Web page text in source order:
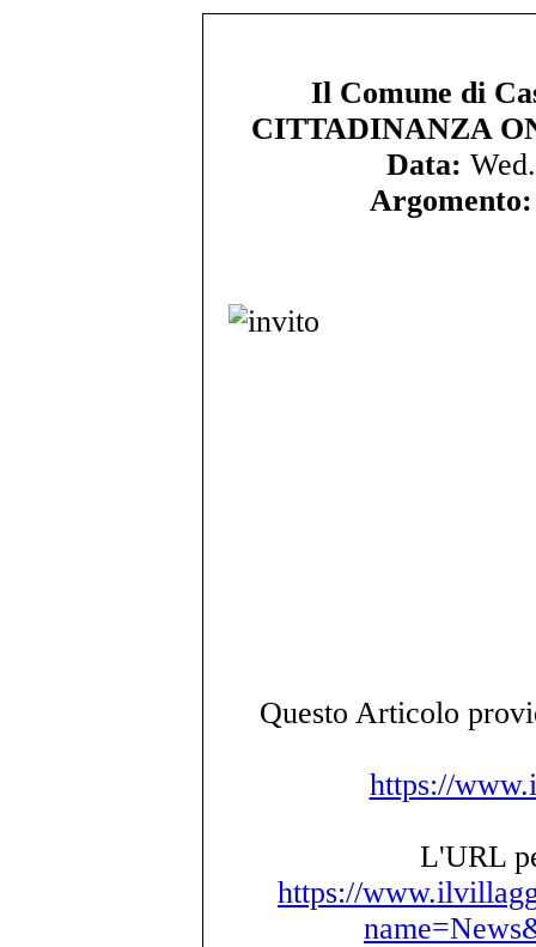
Il Comune di
CITTADINANZA
Data:
Argomento:
Questo Articolo
https://
L'URL
https://